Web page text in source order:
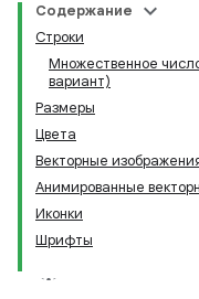
Содержание
Строки
Множественное
вариант)
Размеры
Цвета
Векторные
Анимированные
Иконки
Шрифты